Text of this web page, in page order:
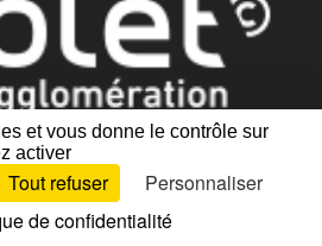
et vous donne le contrôle sur
activer
Tout refuser
Personnaliser
de confidentialité
de confidentialité
Accessibilité : partiellement conforme